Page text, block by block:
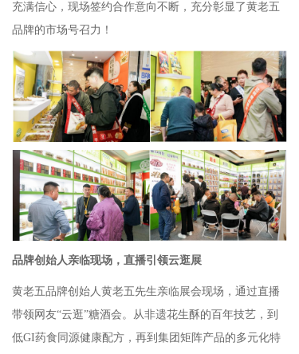
充满信心，现场签约合作意向不断，充分彰显了黄老五
品牌的市场号召力 ！
品牌创始人亲临现场，直播引领云逛展
黄老五品牌创始人黄老五先生亲临展会现场，通过直播
带领网友“云逛”糖酒会。从非遗花生酥的百年技艺，到
低GI药食同源健康配方，再到集团矩阵产品的多元化特